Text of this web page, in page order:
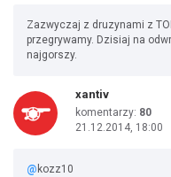
Zazwyczaj z druzynami z
przegrywamy. Dzisiaj na
najgorszy.
xantiv
komentarzy: 80
21.12.2014, 18:00
@ kozz10